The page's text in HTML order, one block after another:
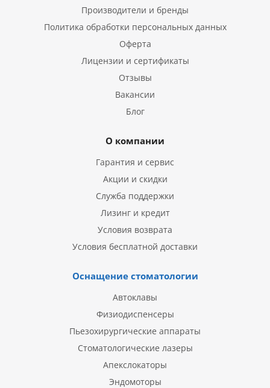
Производители и бренды
Политика обработки персональных данных
Оферта
Лицензии и сертификаты
Отзывы
Вакансии
Блог
О компании
Гарантия и сервис
Акции и скидки
Служба поддержки
Лизинг и кредит
Условия возврата
Условия бесплатной доставки
Оснащение стоматологии
Автоклавы
Физиодиспенсеры
Пьезохирургические аппараты
Стоматологические лазеры
Апекслокаторы
Эндомоторы